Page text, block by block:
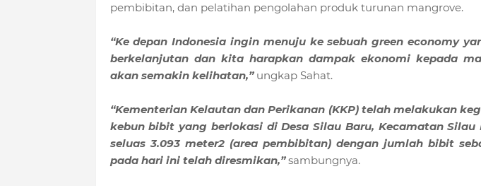
pembibitan, dan pelatihan pengolahan produk turunan mangrove.
“Ke depan Indonesia ingin menuju ke sebuah green economy
berkelanjutan dan kita harapkan dampak ekonomi kepada
akan semakin kelihatan,”ungkap Sahat.
“Kementerian Kelautan dan Perikanan (KKP) telah melakukan
kebun bibit yang berlokasi di Desa Silau Baru, Kecamatan Silau
seluas 3.093 meter2 (area pembibitan) dengan jumlah bibit
pada hari ini telah diresmikan,”sambungnya.